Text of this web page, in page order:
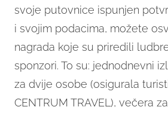
svoje putovnice ispunjen
i svojim podacima, možete
nagrada koje su priredili
sponzori. To su: jednodnevni
za dvije osobe (osigurala
CENTRUM TRAVEL), večera